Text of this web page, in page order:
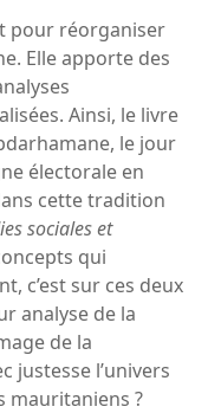
pour réorganiser
Elle apporte des
Ainsi, le livre
le jour
électorale en
cette tradition
sociales et
qui
c’est sur ces deux
analyse de la
de la
justesse l’univers
mauritaniens ?